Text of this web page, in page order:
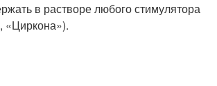
в растворе любого стимулятора
«Циркона»).